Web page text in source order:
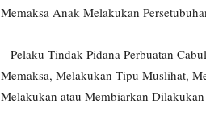
Memaksa Anak Melakukan
– Pelaku Tindak Pidana Perbuatan
Memaksa, Melakukan Tipu Muslihat,
Melakukan atau Membiarkan